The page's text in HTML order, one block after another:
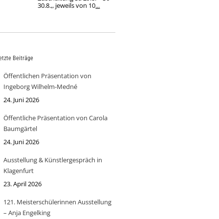
30.8.,, jeweils von 10...
Beiträge
Öffentlichen Präsentation von
Ingeborg Wilhelm-Medné
24. Juni 2026
Öffentliche Präsentation von Carola
Baumgärtel
24. Juni 2026
Ausstellung & Künstlergespräch in
Klagenfurt
23. April 2026
121. Meisterschülerinnen Ausstellung
– Anja Engelking